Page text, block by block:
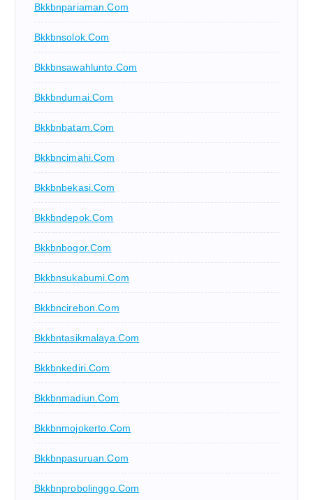
Bkkbnpariaman.com
Bkkbnsolok.com
Bkkbnsawahlunto.com
Bkkbndumai.com
Bkkbnbatam.com
Bkkbncimahi.com
Bkkbnbekasi.com
Bkkbndepok.com
Bkkbnbogor.com
Bkkbnsukabumi.com
Bkkbncirebon.com
Bkkbntasikmalaya.com
Bkkbnkediri.com
Bkkbnmadiun.com
Bkkbnmojokerto.com
Bkkbnpasuruan.com
Bkkbnprobolinggo.com